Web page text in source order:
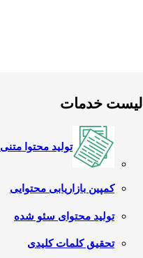
لیست خدمات
تولید محتوا متنی
کمپین بازاریابی محتوایی
تولید محتوای سئو شده
تحقیق کلمات کلیدی